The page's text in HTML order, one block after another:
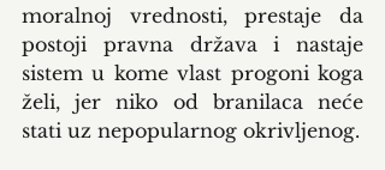
moralnoj vrednosti, prestaje da
postoji pravna država i nastaje
sistem u kome vlast progoni koga
želi, jer niko od branilaca neće
stati uz nepopularnog okrivljenog.